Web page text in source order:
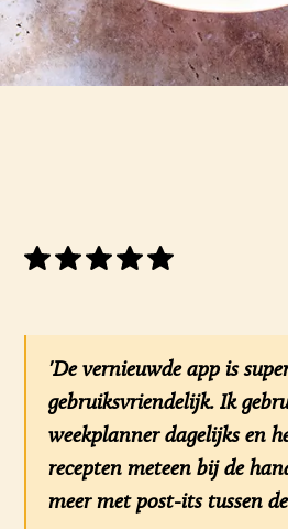
'De vernieuwde app is
gebruiksvriendelijk. Ik
weekplanner dagelijks en
recepten meteen bij de
meer met post-its tussen